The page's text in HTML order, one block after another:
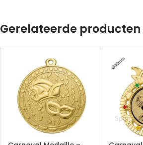
Gerelateerde producten